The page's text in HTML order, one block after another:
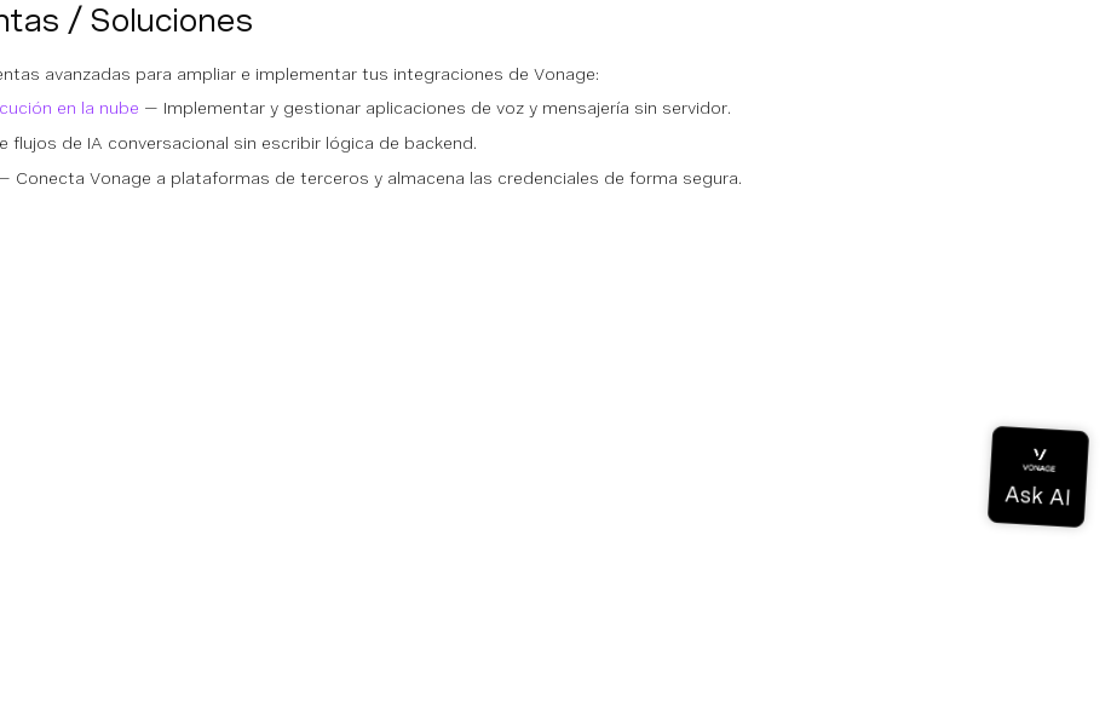
/ Soluciones
avanzadas para ampliar e implementar tus integraciones de Vonage:
en la nube — Implementar y gestionar aplicaciones de voz y mensajería sin servidor.
flujos de IA conversacional sin escribir lógica de backend.
Conecta Vonage a plataformas de terceros y almacena las credenciales de forma segura.